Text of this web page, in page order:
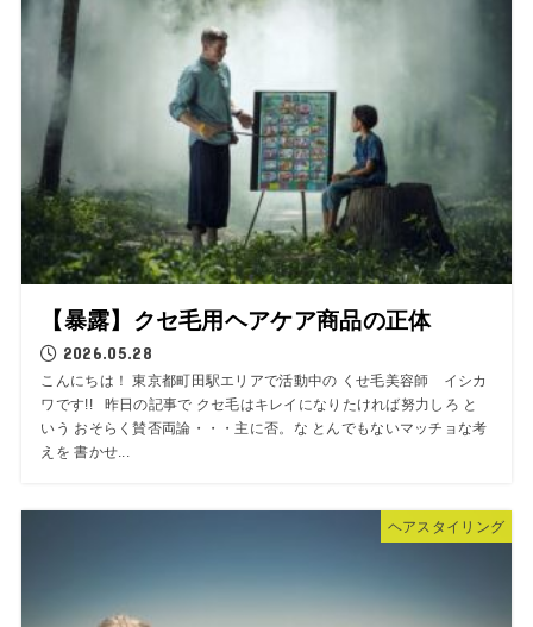
【暴露】クセ毛用ヘアケア商品の正体
2026.05.28
こんにちは！ 東京都町田駅エリアで活動中の くせ毛美容師 イシカ
ワです!! 昨日の記事で クセ毛はキレイになりたければ努力しろ と
いう おそらく賛否両論・・・主に否。な とんでもないマッチョな考
えを 書かせ...
ヘアスタイリング